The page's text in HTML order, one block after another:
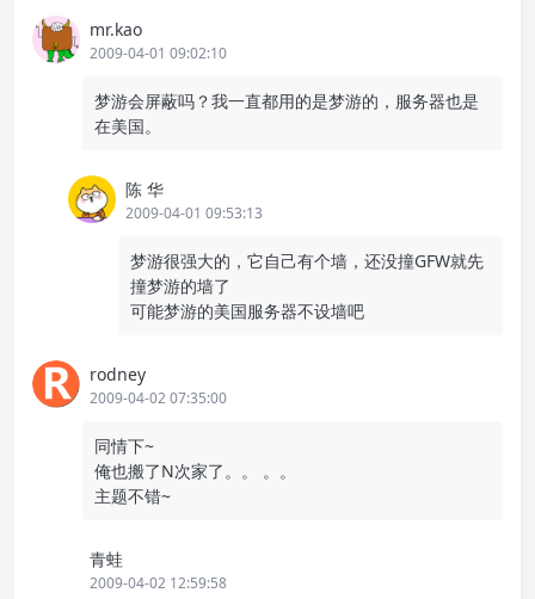
mr.kao
2009-04-01 09:02:10
梦游会屏蔽吗？我一直都用的是梦游的，服务器也是
在美国。
陈 华
2009-04-01 09:53:13
梦游很强大的，它自己有个墙，还没撞GFW就先
撞梦游的墙了
可能梦游的美国服务器不设墙吧
rodney
2009-04-02 07:35:00
同情下~
俺也搬了N次家了。。 。。
主题不错~
青蛙
2009-04-02 12:59:58